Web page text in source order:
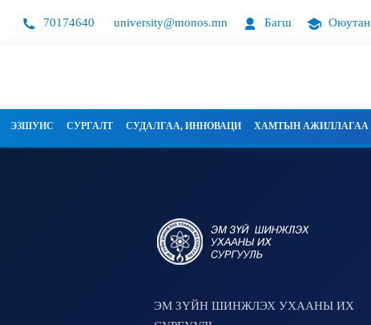
70174640 university@monos.mn Багш Оюутан
ЭЗШУИС СУРГАЛТ СУДАЛГАА, ИННОВАЦИ ХАМТЫН АЖИЛЛАГАА
ЭМ ЗҮЙН ШИНЖЛЭХ УХААНЫ ИХ